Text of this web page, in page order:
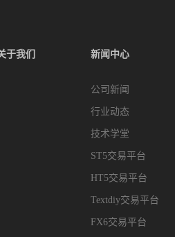
于我们 新闻中心
公司新闻
行业动态
技术学堂
ST5交易平台
HT5交易平台
Textdiy交易平台
FX6交易平台